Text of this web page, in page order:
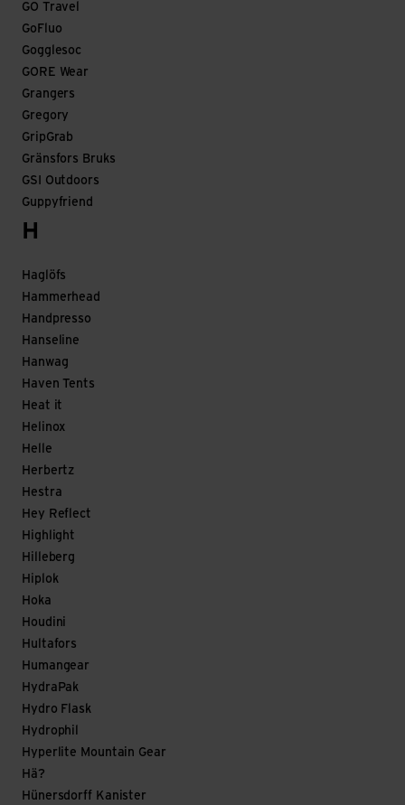
GO Travel
GoFluo
Gogglesoc
GORE Wear
Grangers
Gregory
GripGrab
Gränsfors Bruks
GSI Outdoors
Guppyfriend
H
Haglöfs
Hammerhead
Handpresso
Hanseline
Hanwag
Haven Tents
Heat it
Helinox
Helle
Herbertz
Hestra
Hey Reflect
Highlight
Hilleberg
Hiplok
Hoka
Houdini
Hultafors
Humangear
HydraPak
Hydro Flask
Hydrophil
Hyperlite Mountain Gear
Hä?
Hünersdorff Kanister